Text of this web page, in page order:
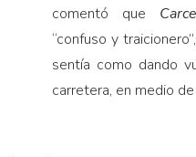
comentó que
“confuso y
sentía como dando
carretera, en medio